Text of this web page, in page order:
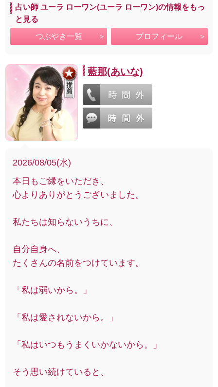
占い師 ユーラ ローワン(ユーラ ローワン)の情報をもっ
と見る
つぶやき一覧 プロフィール
藍那(あいな)
2026/08/05(水)
本日もご縁をいただき、
心よりありがとうございました。
私たちは知らないうちに、
自分自身へ、
たくさんの名前をつけています。
「私は弱いから。」
「私は愛されないから。」
「私はいつもうまくいかないから。」
そう思い続けていると、